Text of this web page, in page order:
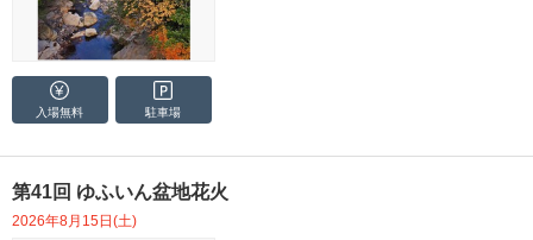
入場無料 駐車場
第41回 ゆふいん盆地花火
2026年8月15日(土)